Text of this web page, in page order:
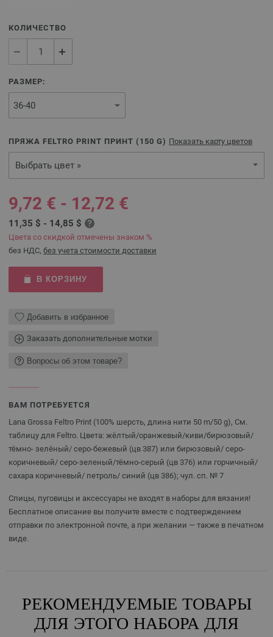
КОЛИЧЕСТВО
РАЗМЕР:
ПРЯЖА FELTRO PRINT ПРИНТ ( 150 G) Показать карту цветов
Выбрать цвет »
9,72 € - 12,72 €
11,35 $ - 14,85 $
Цвета со скидкой отмечены знаком %
без НДС, без учета стоимости доставки
В КОРЗИНУ
Добавить в избранное
Заказать дополнительные мотки
Вопросы об этом товаре?
ВАМ ПОТРЕБУЕТСЯ
Lana Grossa Feltro Print (100% шерсть, длина нити 50 m/50 g), См.
таблицу для Feltro. Цвета: жёлтый/оранжевый/киви/бирюзовый/
тёмно- зелёный/ серо-бежевый (цв 387) или бирюзовый/ серо-
коричневый/ серо-зеленый/тёмно-серый (цв 376) или горчичный/
сахара коричневый/ петроль/ синий (цв 386); чул. сп. № 7
Спицы, пуговицы и аксессуары не входят в наборы для вязания!
Бесплатное описание вы получите вместе с подтверждением
отправки по электронной почте, а при желании — также в печатном
виде.
РЕКОМЕНДУЕМЫЕ ТОВАРЫ
ДЛЯ ЭТОГО НАБОРА ДЛЯ